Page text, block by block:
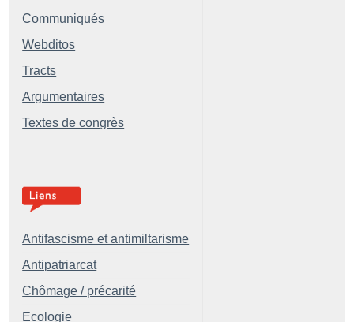
Communiqués
Webditos
Tracts
Argumentaires
Textes de congrès
Antifascisme et antimiltarisme
Antipatriarcat
Chômage / précarité
Ecologie